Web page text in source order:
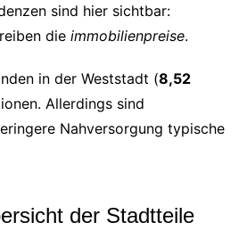
sind hier sichtbar:
die immobilienpreise.
in der Weststadt (8,52
Allerdings sind
Nahversorgung typische
der Stadtteile